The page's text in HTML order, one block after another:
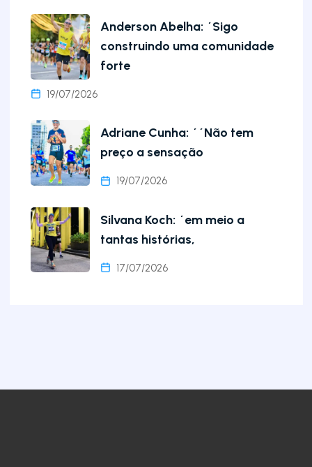
Anderson Abelha: ´Sigo
construindo uma comunidade
forte
19/07/2026
Adriane Cunha: ´´Não tem
preço a sensação
19/07/2026
Silvana Koch: ´em meio a
tantas histórias,
17/07/2026